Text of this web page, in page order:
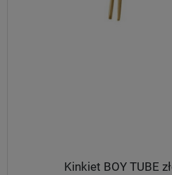
Kinkiet BOY TUBE